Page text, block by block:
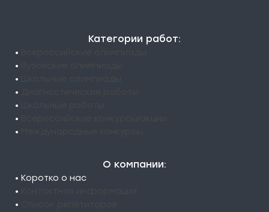
Категории работ:
•
•
•
•
•
•
•
О компании:
• Коротко о нас
•
•